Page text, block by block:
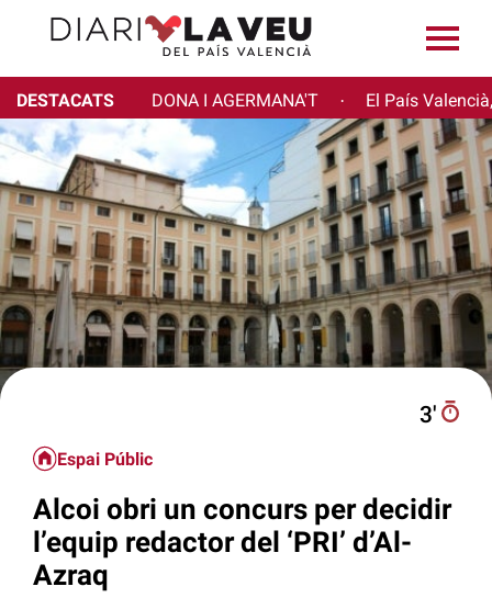
DESTACATS DONA I AGERMANA'T · El País
3′
Espai Públic
Alcoi obri un concurs per decidir
l’equip redactor del ‘PRI’ d’Al-
Azraq